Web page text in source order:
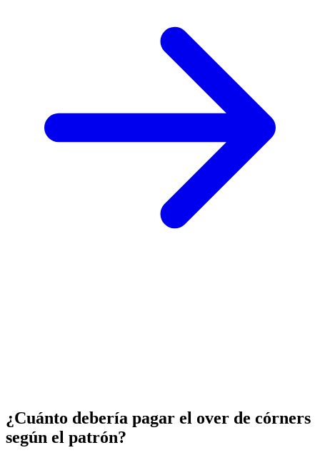
¿Cuánto debería pagar el over de córners
según el patrón?